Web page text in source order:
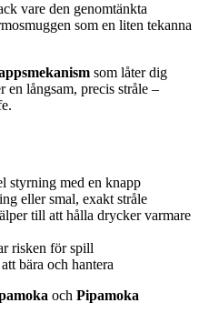
vare den genomtänkta
som en liten tekanna
som låter dig
långsam, precis stråle –
styrning med en knapp
eller smal, exakt stråle
till att hålla drycker varmare
risken för spill
bära och hantera
och Pipamoka